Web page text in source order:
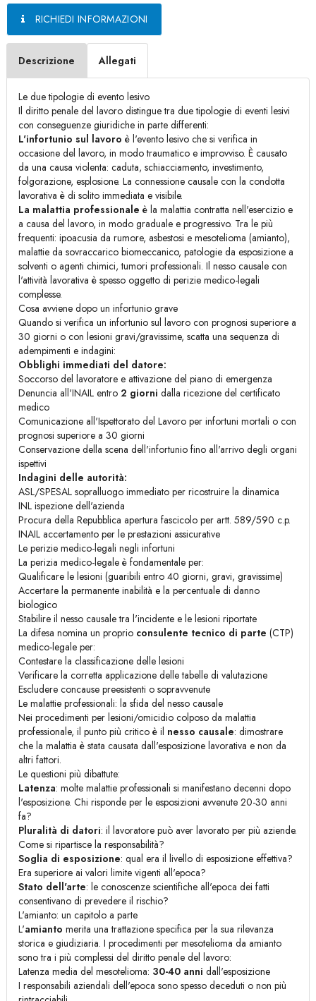
RICHIEDI INFORMAZIONI
Descrizione Allegati
Le due tipologie di evento lesivo
Il diritto penale del lavoro distingue tra due tipologie di eventi lesivi
con conseguenze giuridiche in parte differenti:
L'infortunio sul lavoro è l'evento lesivo che si verifica in
occasione del lavoro, in modo traumatico e improvviso. È causato
da una causa violenta: caduta, schiacciamento, investimento,
folgorazione, esplosione. La connessione causale con la condotta
lavorativa è di solito immediata e visibile.
La malattia professionale è la malattia contratta nell'esercizio e
a causa del lavoro, in modo graduale e progressivo. Tra le più
frequenti: ipoacusia da rumore, asbestosi e mesotelioma (amianto),
malattie da sovraccarico biomeccanico, patologie da esposizione a
solventi o agenti chimici, tumori professionali. Il nesso causale con
l'attività lavorativa è spesso oggetto di perizie medico-legali
complesse.
Cosa avviene dopo un infortunio grave
Quando si verifica un infortunio sul lavoro con prognosi superiore a
30 giorni o con lesioni gravi/gravissime, scatta una sequenza di
adempimenti e indagini:
Obblighi immediati del datore:
Soccorso del lavoratore e attivazione del piano di emergenza
Denuncia all'INAIL entro 2 giorni dalla ricezione del certificato
medico
Comunicazione all'Ispettorato del Lavoro per infortuni mortali o con
prognosi superiore a 30 giorni
Conservazione della scena dell'infortunio fino all'arrivo degli organi
ispettivi
Indagini delle autorità:
ASL/SPESAL sopralluogo immediato per ricostruire la dinamica
INL ispezione dell'azienda
Procura della Repubblica apertura fascicolo per artt. 589/590 c.p.
INAIL accertamento per le prestazioni assicurative
Le perizie medico-legali negli infortuni
La perizia medico-legale è fondamentale per:
Qualificare le lesioni (guaribili entro 40 giorni, gravi, gravissime)
Accertare la permanente inabilità e la percentuale di danno
biologico
Stabilire il nesso causale tra l'incidente e le lesioni riportate
La difesa nomina un proprio consulente tecnico di parte (CTP)
medico-legale per:
Contestare la classificazione delle lesioni
Verificare la corretta applicazione delle tabelle di valutazione
Escludere concause preesistenti o sopravvenute
Le malattie professionali: la sfida del nesso causale
Nei procedimenti per lesioni/omicidio colposo da malattia
professionale, il punto più critico è il nesso causale: dimostrare
che la malattia è stata causata dall'esposizione lavorativa e non da
altri fattori.
Le questioni più dibattute:
Latenza: molte malattie professionali si manifestano decenni dopo
l'esposizione. Chi risponde per le esposizioni avvenute 20-30 anni
fa?
Pluralità di datori: il lavoratore può aver lavorato per più aziende.
Come si ripartisce la responsabilità?
Soglia di esposizione: qual era il livello di esposizione effettiva?
Era superiore ai valori limite vigenti all'epoca?
Stato dell'arte: le conoscenze scientifiche all'epoca dei fatti
consentivano di prevedere il rischio?
L'amianto: un capitolo a parte
L'amianto merita una trattazione specifica per la sua rilevanza
storica e giudiziaria. I procedimenti per mesotelioma da amianto
sono tra i più complessi del diritto penale del lavoro:
Latenza media del mesotelioma: 30-40 anni dall'esposizione
I responsabili aziendali dell'epoca sono spesso deceduti o non più